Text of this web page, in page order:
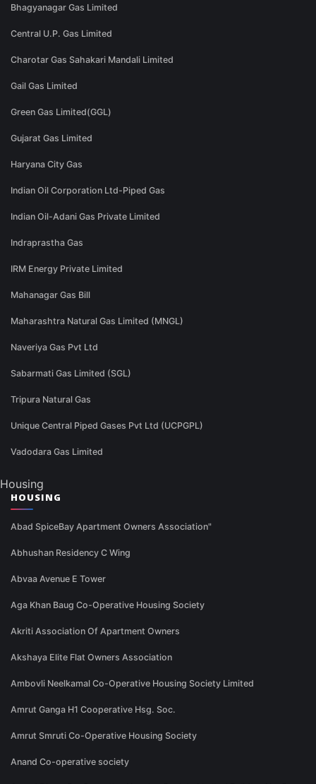
Bhagyanagar Gas Limited
Central U.P. Gas Limited
Charotar Gas Sahakari Mandali Limited
Gail Gas Limited
Green Gas Limited(GGL)
Gujarat Gas Limited
Haryana City Gas
Indian Oil Corporation Ltd-Piped Gas
Indian Oil-Adani Gas Private Limited
Indraprastha Gas
IRM Energy Private Limited
Mahanagar Gas Bill
Maharashtra Natural Gas Limited (MNGL)
Naveriya Gas Pvt Ltd
Sabarmati Gas Limited (SGL)
Tripura Natural Gas
Unique Central Piped Gases Pvt Ltd (UCPGPL)
Vadodara Gas Limited
Housing
HOUSING
Abad SpiceBay Apartment Owners Association"
Abhushan Residency C Wing
Abvaa Avenue E Tower
Aga Khan Baug Co-Operative Housing Society
Akriti Association Of Apartment Owners
Akshaya Elite Flat Owners Association
Ambovli Neelkamal Co-Operative Housing Society Limited
Amrut Ganga H1 Cooperative Hsg. Soc.
Amrut Smruti Co-Operative Housing Society
Anand Co-operative society